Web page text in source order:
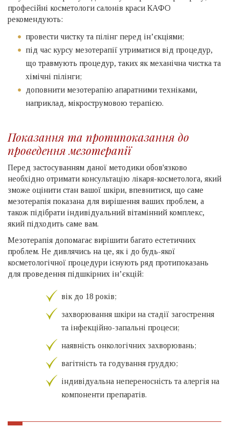
професійні косметологи салонів краси КАФО
рекомендують:
провести чистку та пілінг перед ін’єкціями;
під час курсу мезотерапії утриматися від процедур,
що травмують процедур, таких як механічна чистка та
хімічні пілінги;
доповнити мезотерапію апаратними техніками,
наприклад, мікрострумовою терапією.
Показання та протипоказання до
проведення мезотерапії
Перед застосуванням даної методики обов'язково
необхідно отримати консультацію лікаря-косметолога, який
зможе оцінити стан вашої шкіри, впевнитися, що саме
мезотерапія показана для вирішення ваших проблем, а
також підібрати індивідуальний вітамінний комплекс,
який підходить саме вам.
Мезотерапія допомагає вирішити багато естетичних
проблем. Не дивлячись на це, як і до будь-якої
косметологічної процедури існують ряд протипоказань
для проведення підшкірних ін’єкцій:
вік до 18 років;
захворювання шкіри на стадії загострення
та інфекційно-запальні процеси;
наявність онкологічних захворювань;
вагітність та годування груддю;
індивідуальна непереносність та алергія на
компоненти препаратів.